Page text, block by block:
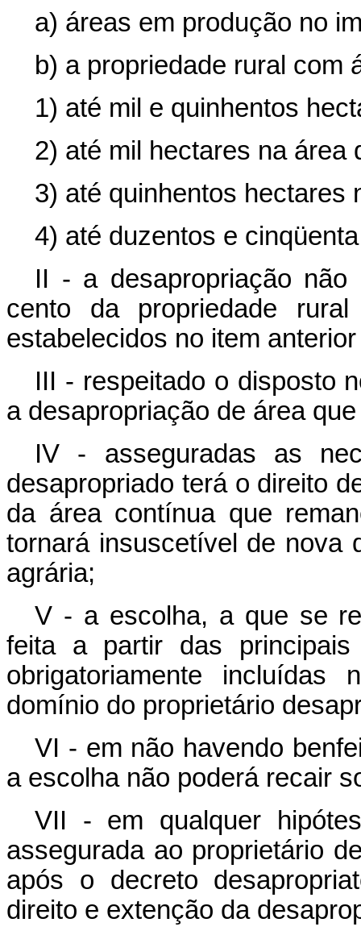
a) áreas em produção no
b) a propriedade rural com
1) até mil e quinhentos
2) até mil hectares na área
3) até quinhentos hectares
4) até duzentos e
II - a desapropriação
cento da propriedade
estabelecidos no item
III - respeitado o disposto
a desapropriação de área
IV - asseguradas as
desapropriado terá o direito
da área contínua que
tornará insuscetível de nova
agrária;
V - a escolha, a que se
feita a partir das principais
obrigatoriamente
domínio do proprietário
VI - em não havendo
a escolha não poderá recair
VII - em qualquer
assegurada ao proprietário
após o decreto
direito e extenção da